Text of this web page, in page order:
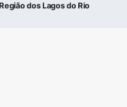
dos Lagos do Rio